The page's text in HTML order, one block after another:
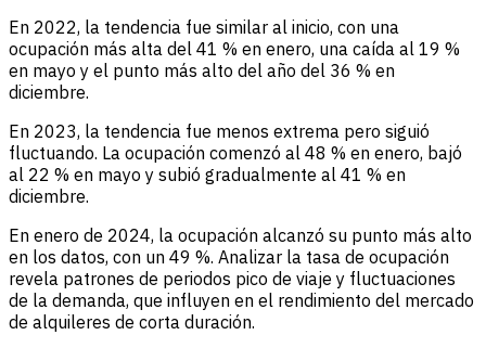
En 2022, la tendencia fue similar al inicio, con una
ocupación más alta del 41 % en enero, una caída al 19 %
en mayo y el punto más alto del año del 36 % en
diciembre.
En 2023, la tendencia fue menos extrema pero siguió
fluctuando. La ocupación comenzó al 48 % en enero, bajó
al 22 % en mayo y subió gradualmente al 41 % en
diciembre.
En enero de 2024, la ocupación alcanzó su punto más alto
en los datos, con un 49 %. Analizar la tasa de ocupación
revela patrones de periodos pico de viaje y fluctuaciones
de la demanda, que influyen en el rendimiento del mercado
de alquileres de corta duración.